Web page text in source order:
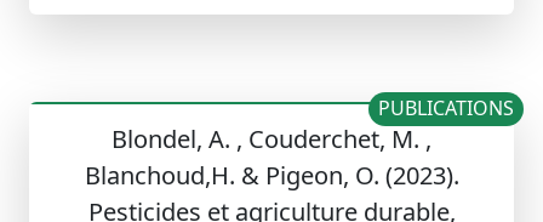
Blondel, A. , Couderchet, M. ,
Blanchoud,H. & Pigeon, O. (2023).
Pesticides et agriculture durable,
PUBLICATIONS